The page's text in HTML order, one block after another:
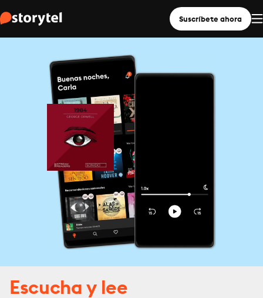
Suscríbete ahora
Escucha y lee